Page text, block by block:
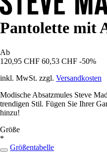
Pantolette mit
Ab
120,95 CHF 60,53 CHF -50%
inkl. MwSt. zzgl. Versandkosten
Modische Absatzmules Steve
trendigen Stil. Fügen Sie Ihrer
hinzu!
Größe
*
Größentabelle